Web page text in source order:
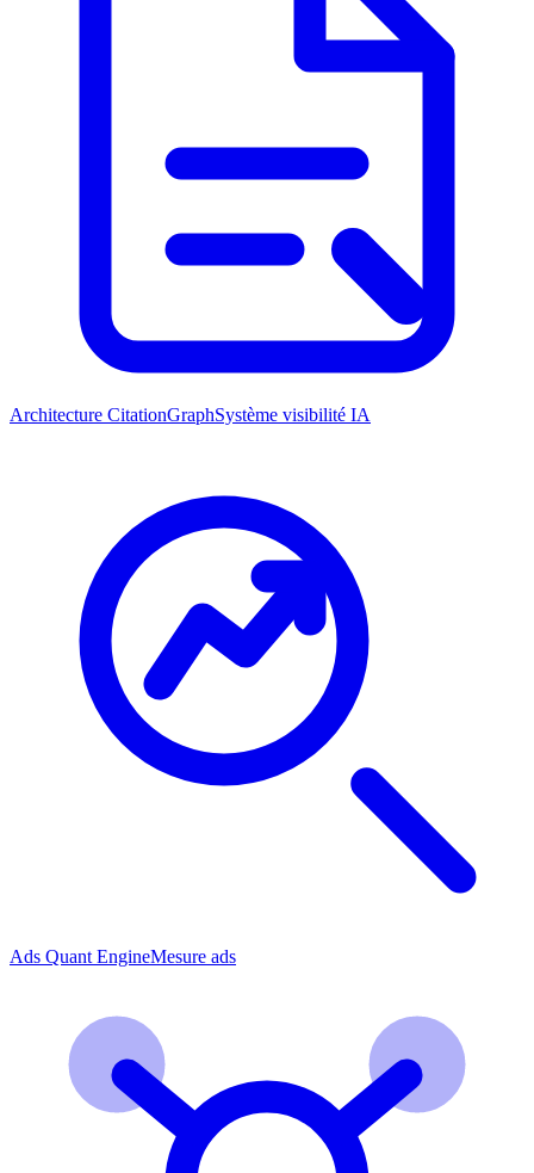
Architecture CitationGraphSystème visibilité IA
Ads Quant EngineMesure ads